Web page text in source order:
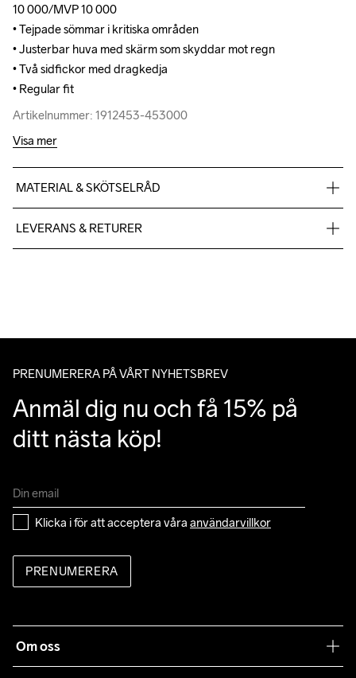
10 000/MVP 10 000
• Tejpade sömmar i kritiska områden
• Justerbar huva med skärm som skyddar mot regn
• Två sidfickor med dragkedja
• Regular fit
Artikelnummer: 1912453-453000
10 000/MVP 10 000
• Tejpade sömmar i kritiska områden
• Justerbar huva med skärm som skyddar mot regn
• Två sidfickor med dragkedja
• Regular fit
Artikelnummer: 1912453-453000
Visa mer
MATERIAL & SKÖTSELRÅD
100% Polyester
LEVERANS & RETURER
av Postnords app när du får ditt trackingnummer av oss i ditt
PRENUMERERA PÅ VÅRT NYHETSBREV
Anmäl dig nu och få 15% på
ditt nästa köp!
Klicka i för att acceptera våra användarvillkor
PRENUMERERA
Om oss